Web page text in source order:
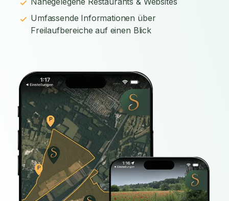
Umfassende Informationen über
Freilaufbereiche auf einen Blick